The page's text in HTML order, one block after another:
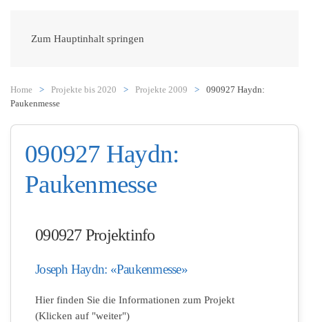
Zum Hauptinhalt springen
Home Projekte bis 2020 Projekte 2009
090927 Haydn:
Paukenmesse
090927 Haydn:
Paukenmesse
090927 Projektinfo
Joseph Haydn: «Paukenmesse»
Hier finden Sie die Informationen zum Projekt
(Klicken auf "weiter")